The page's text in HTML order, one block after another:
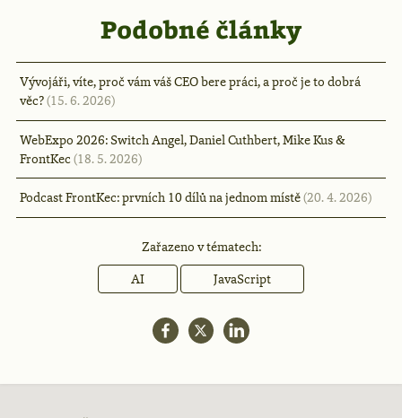
Podobné články
Vývojáři, víte, proč vám váš CEO bere práci, a proč je to dobrá
věc?(15. 6. 2026)
WebExpo 2026: Switch Angel, Daniel Cuthbert, Mike Kus &
FrontKec(18. 5. 2026)
Podcast FrontKec: prvních 10 dílů na jednom místě(20. 4. 2026)
Zařazeno v tématech:
AI
JavaScript